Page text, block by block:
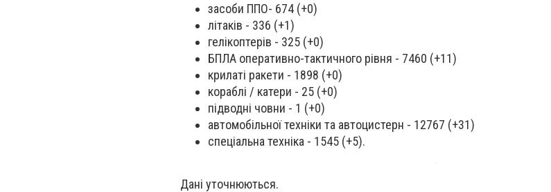
засоби ППО- 674 (+0)
літаків - 336 (+1)
гелікоптерів - 325 (+0)
БПЛА оперативно-тактичного рівня - 7460 (+11)
крилаті ракети - 1898 (+0)
кораблі / катери - 25 (+0)
підводні човни - 1 (+0)
автомобільної техніки та автоцистерн - 12767 (+31)
спеціальна техніка - 1545 (+5).
Дані уточнюються.